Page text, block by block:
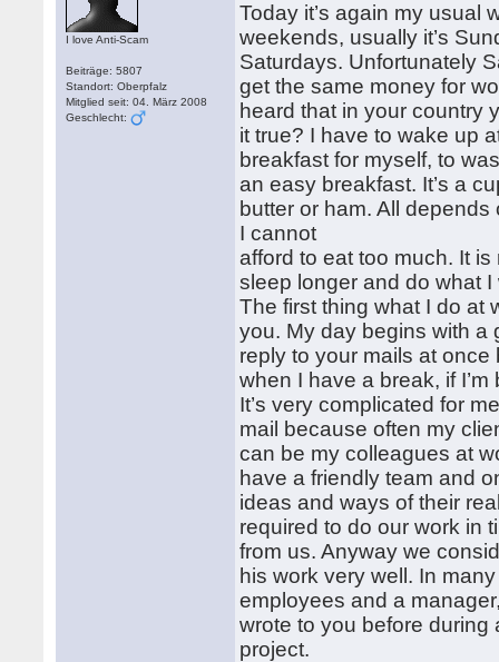
I love Anti-Scam
Beiträge: 5807
Standort: Oberpfalz
Mitglied seit: 04. März 2008
Geschlecht:
Today it’s again my usual
weekends, usually it’s
Saturdays. Unfortunately
get the same money for
heard that in your country
it true? I have to wake up
breakfast for myself, to
an easy breakfast. It’s a
butter or ham. All
I cannot
afford to eat too much. It
sleep longer and do what I
The first thing what I do at
you. My day begins with a
reply to your mails at
when I have a break, if
It’s very complicated for
mail because often my
can be my colleagues at
have a friendly team and
ideas and ways of their
required to do our work in
from us. Anyway we
his work very well. In
employees and a
wrote to you before
project.